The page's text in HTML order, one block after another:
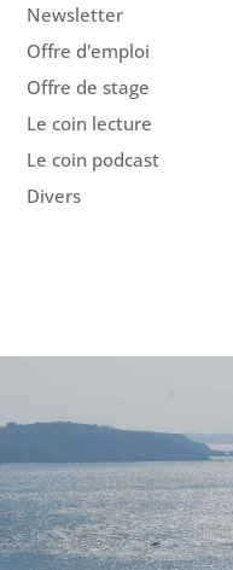
Newsletter
Offre d'emploi
Offre de stage
Le coin lecture
Le coin podcast
Divers